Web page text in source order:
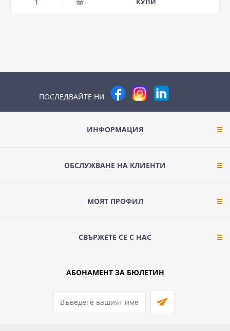
ПОСЛЕДВАЙТЕ НИ
ИНФОРМАЦИЯ
ОБСЛУЖВАНЕ НА КЛИЕНТИ
МОЯТ ПРОФИЛ
СВЪРЖЕТЕ СЕ С НАС
АБОНАМЕНТ ЗА БЮЛЕТИН